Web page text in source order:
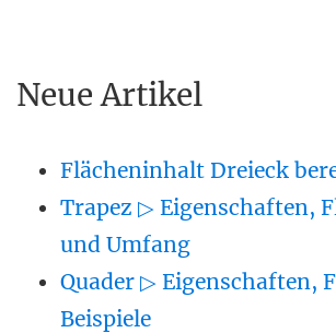
Neue Artikel
Flächeninhalt Dreieck
Trapez ▷ Eigenschaften,
und Umfang
Quader ▷ Eigenschaften,
Beispiele